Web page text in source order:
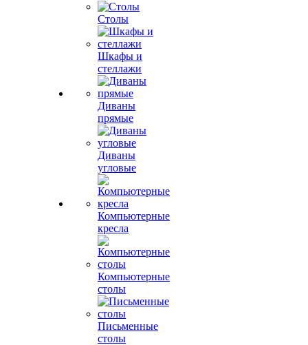
Столы
Шкафы и
стеллажи
Диваны
прямые
Диваны
угловые
Компьютерные
кресла
Компьютерные
столы
Письменные
столы